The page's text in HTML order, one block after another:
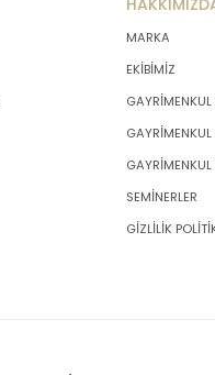
MARKA
EKİBİMİZ
SEMİNERLER
GİZLİLİK